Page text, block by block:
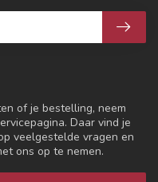
of je bestelling, neem
Daar vind je
veelgestelde vragen en
ons op te nemen.